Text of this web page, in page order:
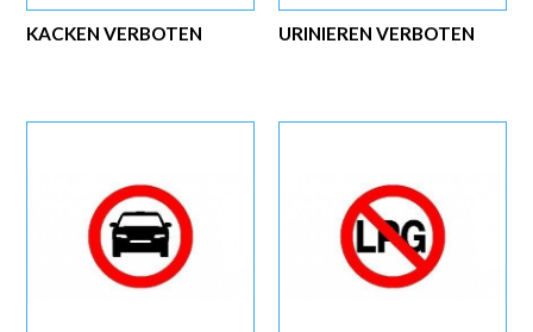
URINIEREN VERBOTEN
KACKEN VERBOTEN